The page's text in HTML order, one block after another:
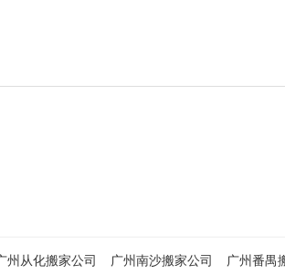
州从化搬家公司 广州南沙搬家公司 广州番禺